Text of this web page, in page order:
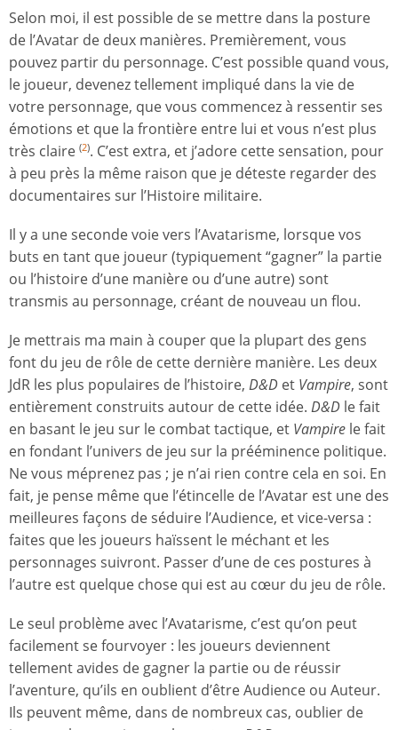
Selon moi, il est possible de se mettre dans la posture
de l’Avatar de deux manières. Premièrement, vous
pouvez partir du personnage. C’est possible quand vous,
le joueur, devenez tellement impliqué dans la vie de
votre personnage, que vous commencez à ressentir ses
émotions et que la frontière entre lui et vous n’est plus
très claire (2). C’est extra, et j’adore cette sensation, pour
à peu près la même raison que je déteste regarder des
documentaires sur l’Histoire militaire.
Il y a une seconde voie vers l’Avatarisme, lorsque vos
buts en tant que joueur (typiquement “gagner” la partie
ou l’histoire d’une manière ou d’une autre) sont
transmis au personnage, créant de nouveau un flou.
Je mettrais ma main à couper que la plupart des gens
font du jeu de rôle de cette dernière manière. Les deux
JdR les plus populaires de l’histoire, D&D et Vampire, sont
entièrement construits autour de cette idée. D&D le fait
en basant le jeu sur le combat tactique, et Vampire le fait
en fondant l’univers de jeu sur la prééminence politique.
Ne vous méprenez pas ; je n’ai rien contre cela en soi. En
fait, je pense même que l’étincelle de l’Avatar est une des
meilleures façons de séduire l’Audience, et vice-versa :
faites que les joueurs haïssent le méchant et les
personnages suivront. Passer d’une de ces postures à
l’autre est quelque chose qui est au cœur du jeu de rôle.
Le seul problème avec l’Avatarisme, c’est qu’on peut
facilement se fourvoyer : les joueurs deviennent
tellement avides de gagner la partie ou de réussir
l’aventure, qu’ils en oublient d’être Audience ou Auteur.
Ils peuvent même, dans de nombreux cas, oublier de